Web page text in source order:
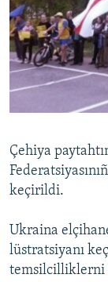
FİKİR
Русский
Українською
Çehiya
keçirildi.
Ukraina
lüstratsiyanı
temsilcilliklerni